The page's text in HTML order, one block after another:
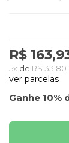
R$
5x de R$ 33,80
ver parcelas
Ganhe 10%